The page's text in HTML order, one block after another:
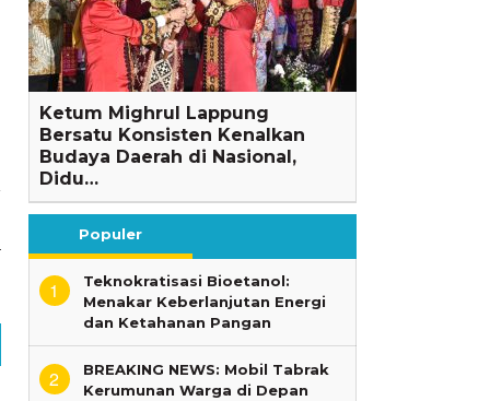
Ketum Mighrul Lappung
Bersatu Konsisten Kenalkan
Budaya Daerah di Nasional,
Didu…
Populer
1
Teknokratisasi Bioetanol:
Menakar Keberlanjutan Energi
dan Ketahanan Pangan
2
BREAKING NEWS: Mobil Tabrak
Kerumunan Warga di Depan